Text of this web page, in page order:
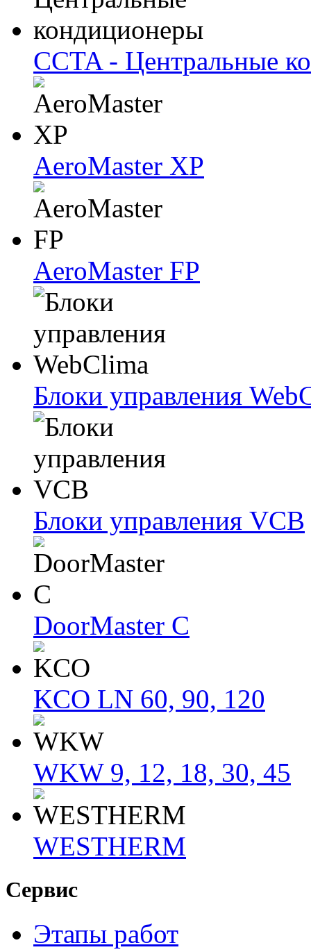
CCTA - Центральные
AeroMaster XP
AeroMaster FP
Блоки упрaвлeния
Блоки упрaвлeния VCB
DoorMaster C
KCO LN 60, 90, 120
WKW 9, 12, 18, 30, 45
WESTHERM
Сервис
Этапы работ